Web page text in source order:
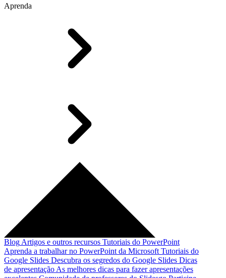
Aprenda
Blog Artigos e outros recursos Tutoriais do PowerPoint
Aprenda a trabalhar no PowerPoint da Microsoft Tutoriais do
Google Slides Descubra os segredos do Google Slides Dicas
de apresentação As melhores dicas para fazer apresentações